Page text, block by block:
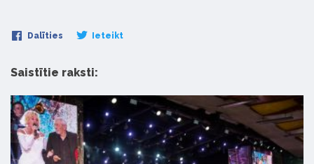
Dalīties Ieteikt
Saistītie raksti: